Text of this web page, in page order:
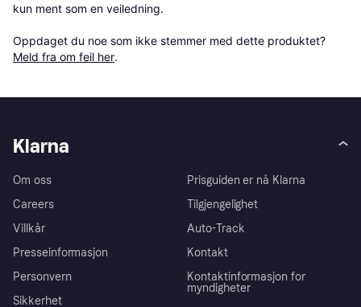
kun ment som en veiledning.
Oppdaget du noe som ikke stemmer med dette produktet?
Meld fra om feil her.
Klarna
Om oss
Careers
Villkår
Presseinformasjon
Personvern
Sikkerhet
Prisguiden er nå Klarna
Tilgjengelighet
Auto-Track
Kontakt
Kontaktinformasjon for
myndigheter